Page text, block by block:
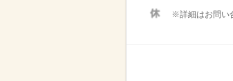
※詳細はお問い